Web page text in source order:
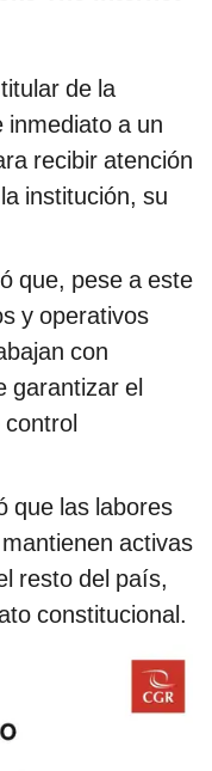
de la
a un
recibir atención
institución, su
que, pese a este
y operativos
con
garantizar el
control
que las labores
activas
resto del país,
constitucional.